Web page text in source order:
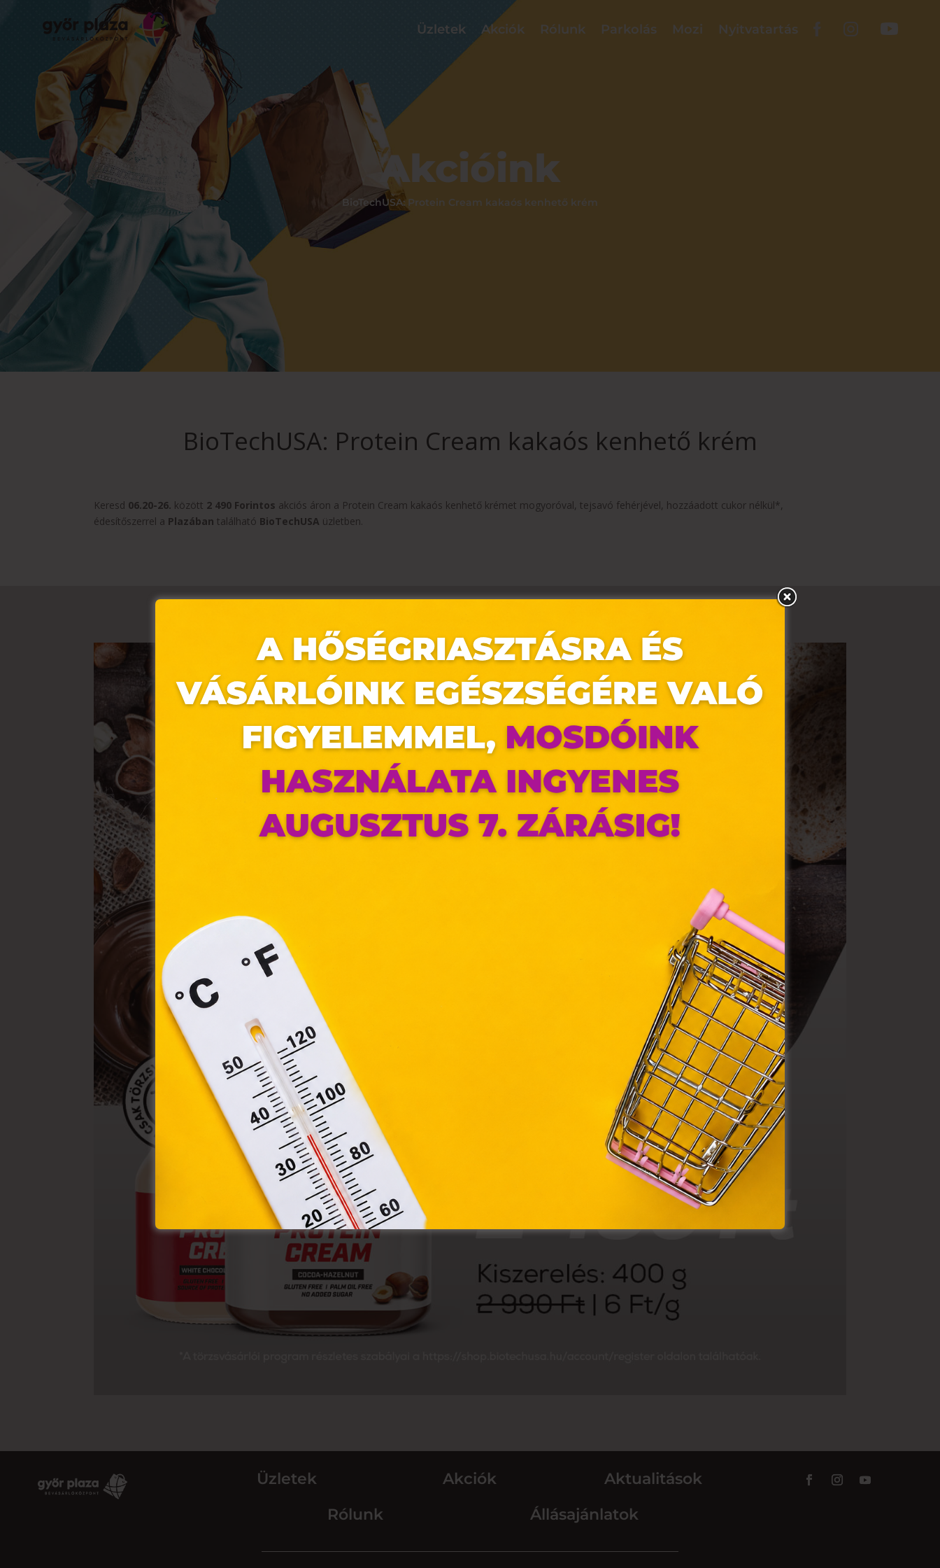
Üzletek Akciók Rólunk Parkolás Mozi Nyitvatartás
Akcióink
BioTechUSA: Protein Cream kakaós kenhető krém
BioTechUSA: Protein Cream kakaós kenhető krém
Keresd 06.20-26. között 2 490 Forintos akciós áron a Protein Cream kakaós kenhető krémet mogyoróval, tejsavó fehérjével, hozzáadott cukor nélkül*,
édesítőszerrel a Plazában található BioTechUSA üzletben.
Üzletek Akciók
Aktualitások
Rólunk
Állásajánlatok
Ez az oldal sütiket használ
Weboldalunkon „cookie"-kat (továbbiakban „süti") alkalmazunk. Ezek olyan
fájlok, melyek információt tárolnak webes böngészőjében. Ehhez az Ön
weblapoknak, melyek az Európai Unió országain belül működnek, a „sütik"
használatához, és ezeknek a felhasználó számítógépén vagy egyéb
eszközén történő tárolásához a felhasználók hozzájárulását kell kérniük.